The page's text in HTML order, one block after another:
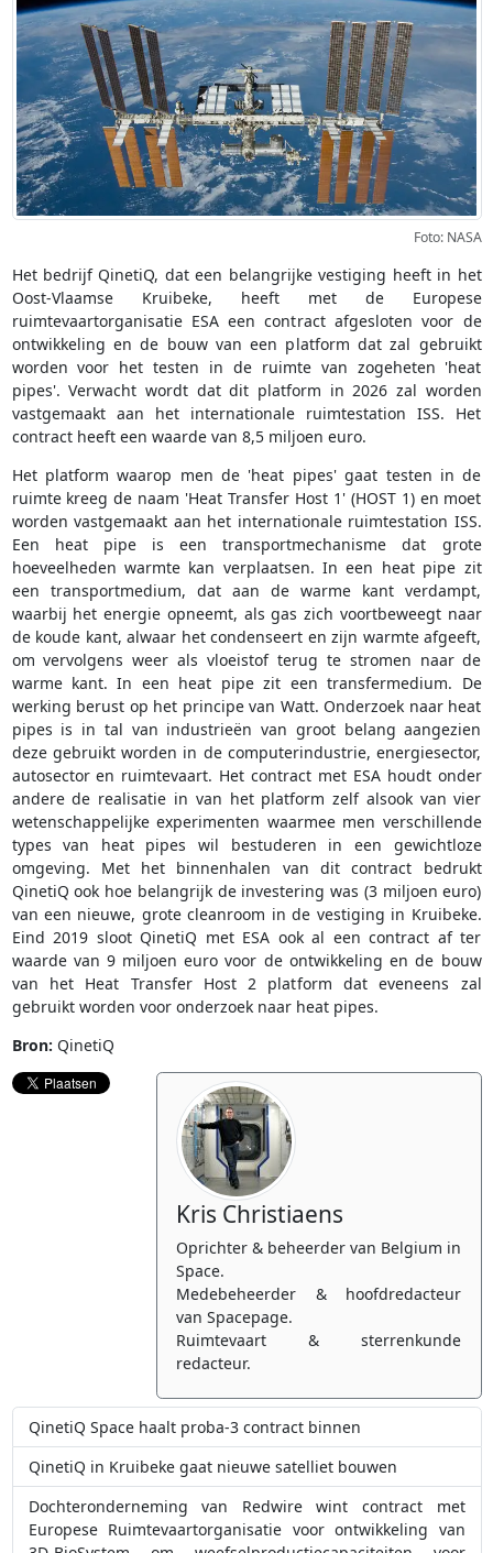
Foto: NASA
Het bedrijf QinetiQ, dat een belangrijke vestiging heeft in het
Oost-Vlaamse Kruibeke, heeft met de Europese
ruimtevaartorganisatie ESA een contract afgesloten voor de
ontwikkeling en de bouw van een platform dat zal gebruikt
worden voor het testen in de ruimte van zogeheten 'heat
pipes'. Verwacht wordt dat dit platform in 2026 zal worden
vastgemaakt aan het internationale ruimtestation ISS. Het
contract heeft een waarde van 8,5 miljoen euro.
Het platform waarop men de 'heat pipes' gaat testen in de
ruimte kreeg de naam 'Heat Transfer Host 1' (HOST 1) en moet
worden vastgemaakt aan het internationale ruimtestation ISS.
Een heat pipe is een transportmechanisme dat grote
hoeveelheden warmte kan verplaatsen. In een heat pipe zit
een transportmedium, dat aan de warme kant verdampt,
waarbij het energie opneemt, als gas zich voortbeweegt naar
de koude kant, alwaar het condenseert en zijn warmte afgeeft,
om vervolgens weer als vloeistof terug te stromen naar de
warme kant. In een heat pipe zit een transfermedium. De
werking berust op het principe van Watt. Onderzoek naar heat
pipes is in tal van industrieën van groot belang aangezien
deze gebruikt worden in de computerindustrie, energiesector,
autosector en ruimtevaart. Het contract met ESA houdt onder
andere de realisatie in van het platform zelf alsook van vier
wetenschappelijke experimenten waarmee men verschillende
types van heat pipes wil bestuderen in een gewichtloze
omgeving. Met het binnenhalen van dit contract bedrukt
QinetiQ ook hoe belangrijk de investering was (3 miljoen euro)
van een nieuwe, grote cleanroom in de vestiging in Kruibeke.
Eind 2019 sloot QinetiQ met ESA ook al een contract af ter
waarde van 9 miljoen euro voor de ontwikkeling en de bouw
van het Heat Transfer Host 2 platform dat eveneens zal
gebruikt worden voor onderzoek naar heat pipes.
Bron: QinetiQ
Kris Christiaens
Oprichter & beheerder van Belgium in
Space.
Medebeheerder & hoofdredacteur
van Spacepage.
Ruimtevaart & sterrenkunde
redacteur.
QinetiQ Space haalt proba-3 contract binnen
QinetiQ in Kruibeke gaat nieuwe satelliet bouwen
Dochteronderneming van Redwire wint contract met
Europese Ruimtevaartorganisatie voor ontwikkeling van